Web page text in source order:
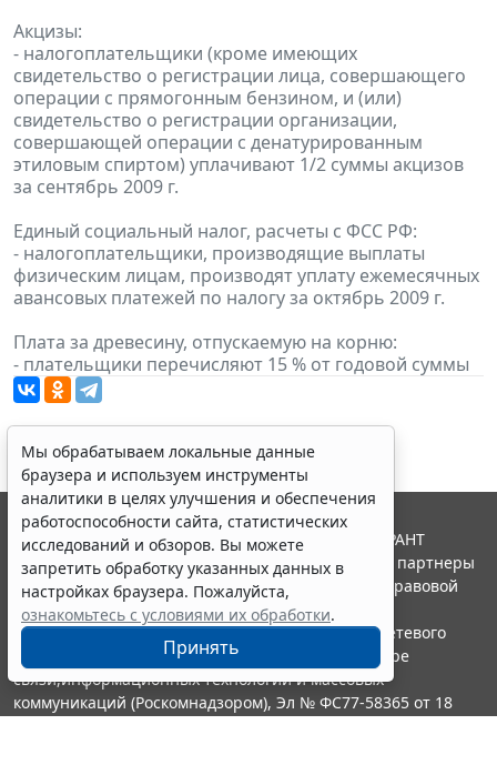
Акцизы:
- налогоплательщики (кроме имеющих
свидетельство о регистрации лица, совершающего
операции с прямогонным бензином, и (или)
свидетельство о регистрации организации,
совершающей операции с денатурированным
этиловым спиртом) уплачивают 1/2 суммы акцизов
за сентябрь 2009 г.
Единый социальный налог, расчеты с ФСС РФ:
- налогоплательщики, производящие выплаты
физическим лицам, производят уплату ежемесячных
авансовых платежей по налогу за октябрь 2009 г.
Плата за древесину, отпускаемую на корню:
- плательщики перечисляют 15 % от годовой суммы
Мы обрабатываем локальные данные
браузера и используем инструменты
аналитики в целях улучшения и обеспечения
работоспособности сайта, статистических
исследований и обзоров. Вы можете
запретить обработку указанных данных в
настройках браузера. Пожалуйста,
ознакомьтесь с условиями их обработки.
Принять
© ООО "НПП "ГАРАНТ-СЕРВИС", 2026. Система ГАРАНТ
выпускается с 1990 года. Компания "Гарант" и ее партнеры
являются участниками Российской ассоциации правовой
информации ГАРАНТ.
Портал ГАРАНТ.РУ зарегистрирован в качестве сетевого
издания Федеральной службой по надзору в сфере
связи,информационных технологий и массовых
коммуникаций (Роскомнадзором), Эл № ФС77-58365 от 18